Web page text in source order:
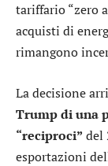
tariffario “zero
acquisti di
rimangono
La decisione
Trump di una
“reciproci” del
esportazioni